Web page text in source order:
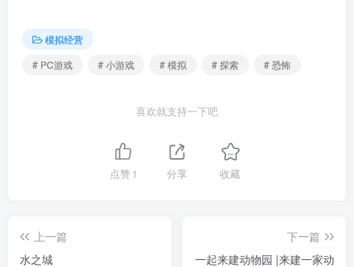
模拟经营
# PC游戏
# 小游戏 # 模拟 # 探索 # 恐怖
喜欢就支持一下吧
点赞1 分享 收藏
上一篇
水之城
下一篇
一起来建动物园 |来建一家动